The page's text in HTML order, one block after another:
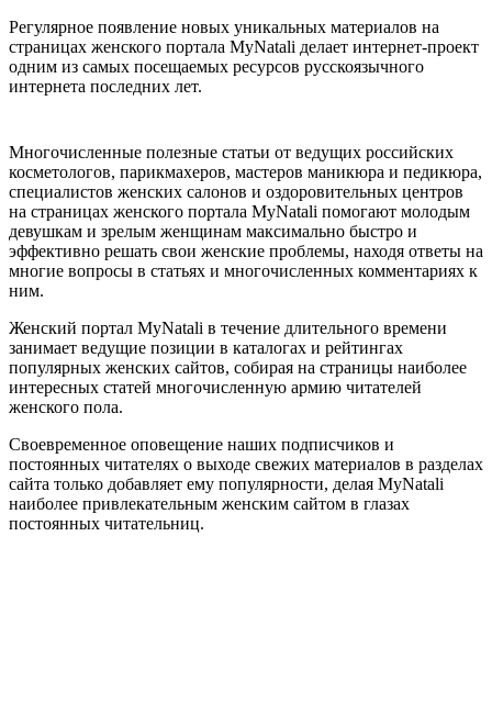
Регулярное появление новых уникальных материалов на
страницах женского портала MyNatali делает интернет-проект
одним из самых посещаемых ресурсов русскоязычного
интернета последних лет.
Многочисленные полезные статьи от ведущих российских
косметологов, парикмахеров, мастеров маникюра и педикюра,
специалистов женских салонов и оздоровительных центров
на страницах женского портала MyNatali помогают молодым
девушкам и зрелым женщинам максимально быстро и
эффективно решать свои женские проблемы, находя ответы на
многие вопросы в статьях и многочисленных комментариях к
ним.
Женский портал MyNatali в течение длительного времени
занимает ведущие позиции в каталогах и рейтингах
популярных женских сайтов, собирая на страницы наиболее
интересных статей многочисленную армию читателей
женского пола.
Своевременное оповещение наших подписчиков и
постоянных читателях о выходе свежих материалов в разделах
сайта только добавляет ему популярности, делая MyNatali
наиболее привлекательным женским сайтом в глазах
постоянных читательниц.